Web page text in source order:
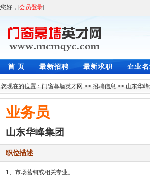
您好，[会员登录]
首 页 最新招聘 最新求职 企业名
您现在的位置： 门窗幕墙英才网 >> 招聘信息 >> 山东华峰
业务员
山东华峰集团
职位描述
1、市场营销或相关专业。